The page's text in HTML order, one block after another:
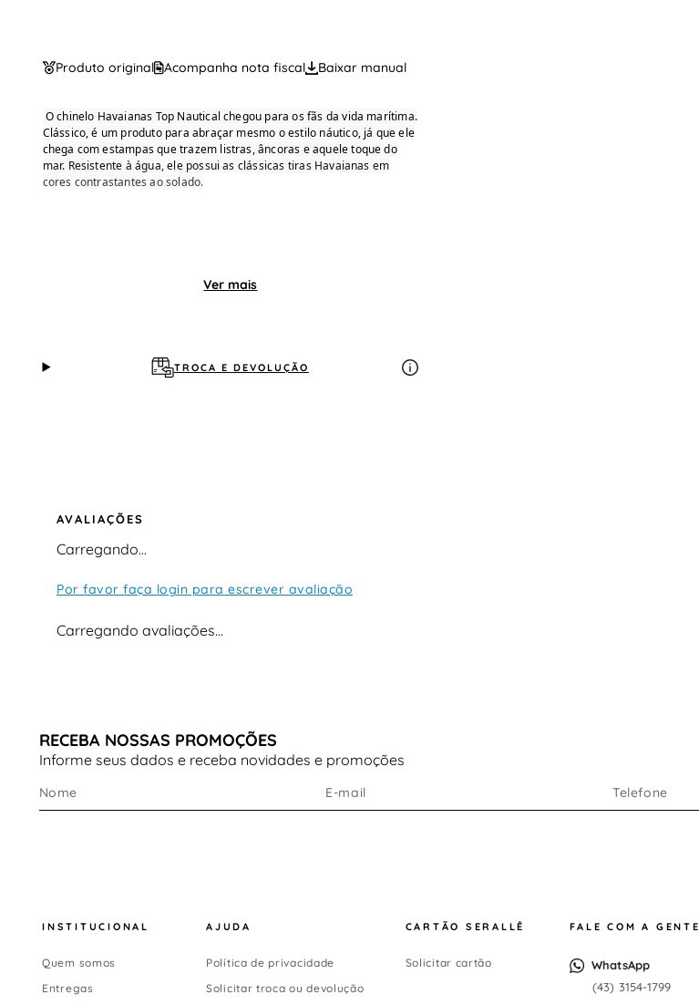
Produto original Acompanha nota fiscal Baixar manual
O chinelo Havaianas Top Nautical chegou para os fãs da vida marítima.
Clássico, é um produto para abraçar mesmo o estilo náutico, já que ele
chega com estampas que trazem listras, âncoras e aquele toque do
mar. Resistente à água, ele possui as clássicas tiras Havaianas em
cores contrastantes ao solado.
Ver mais
TROCA E DEVOLUÇÃO
AVALIAÇÕES
Carregando…
Por favor faça login para escrever avaliação
Carregando avaliações…
RECEBA NOSSAS PROMOÇÕES
Informe seus dados e receba novidades e promoções
INSTITUCIONAL
Quem somos
Entregas
AJUDA
Política de privacidade
Solicitar troca ou devolução
CARTÃO SERALLÊ
Solicitar cartão
FALE COM A GENTE
WhatsApp
(43) 3154-1799